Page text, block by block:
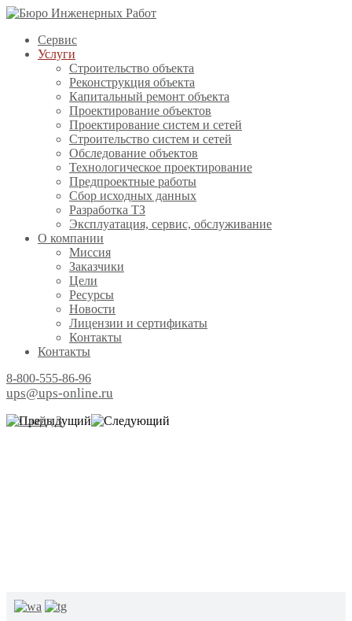
Сервис
Услуги
Строительство объекта
Реконструкция объекта
Капитальный ремонт объекта
Проектирование объектов
Проектирование систем и сетей
Строительство систем и сетей
Обследование объектов
Технологическое проектирование
Предпроектные работы
Сбор исходных данных
Разработка ТЗ
Эксплуатация, сервис, обслуживание
О компании
Миссия
Заказчики
Цели
Ресурсы
Новости
Лицензии и сертификаты
Контакты
Контакты
8-800-555-86-96
ups@ups-online.ru